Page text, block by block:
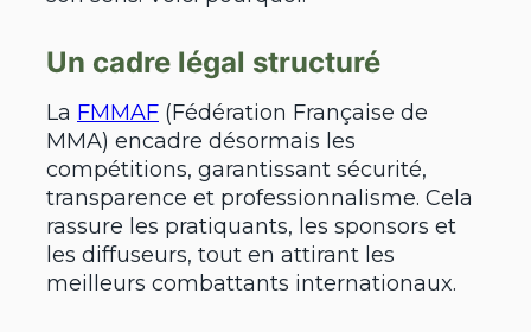
Un cadre légal structuré
La FMMAF (Fédération Française de
MMA) encadre désormais les
compétitions, garantissant sécurité,
transparence et professionnalisme. Cela
rassure les pratiquants, les sponsors et
les diffuseurs, tout en attirant les
meilleurs combattants internationaux.